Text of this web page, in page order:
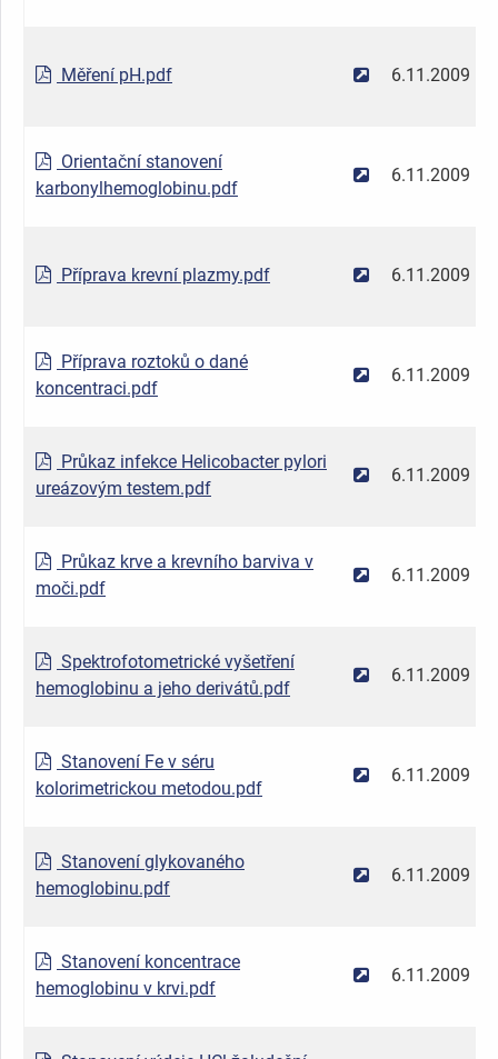
Měření pH.pdf 6.11.2009
Orientační stanovení
karbonylhemoglobinu.pdf
6.11.2009
Příprava krevní plazmy.pdf 6.11.2009
Příprava roztoků o dané
koncentraci.pdf
6.11.2009
Průkaz infekce Helicobacter pylori
ureázovým testem.pdf
6.11.2009
Průkaz krve a krevního barviva v
moči.pdf
6.11.2009
Spektrofotometrické vyšetření
hemoglobinu a jeho derivátů.pdf
6.11.2009
Stanovení Fe v séru
kolorimetrickou metodou.pdf
6.11.2009
Stanovení glykovaného
hemoglobinu.pdf
6.11.2009
Stanovení koncentrace
hemoglobinu v krvi.pdf
6.11.2009